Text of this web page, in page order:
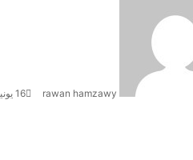
rawan hamzawy 16 يونيو، 2026